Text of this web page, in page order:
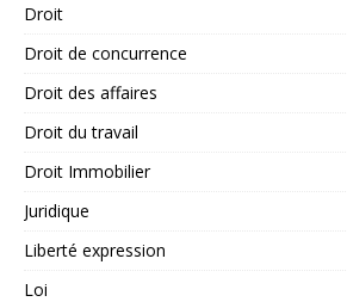
Droit
Droit de concurrence
Droit des affaires
Droit du travail
Droit Immobilier
Juridique
Liberté expression
Loi